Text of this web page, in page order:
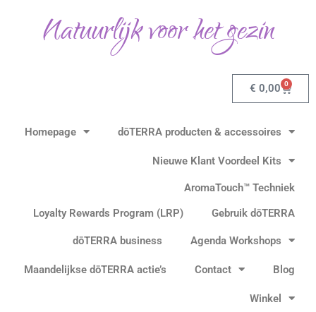
Natuurlijk voor het gezin
€ 0,00 0
Homepage dōTERRA producten & accessoires
Nieuwe Klant Voordeel Kits
AromaTouch™ Techniek
Loyalty Rewards Program (LRP)
Gebruik dōTERRA
dōTERRA business Agenda Workshops
Maandelijkse dōTERRA actie’s Contact Blog
Winkel